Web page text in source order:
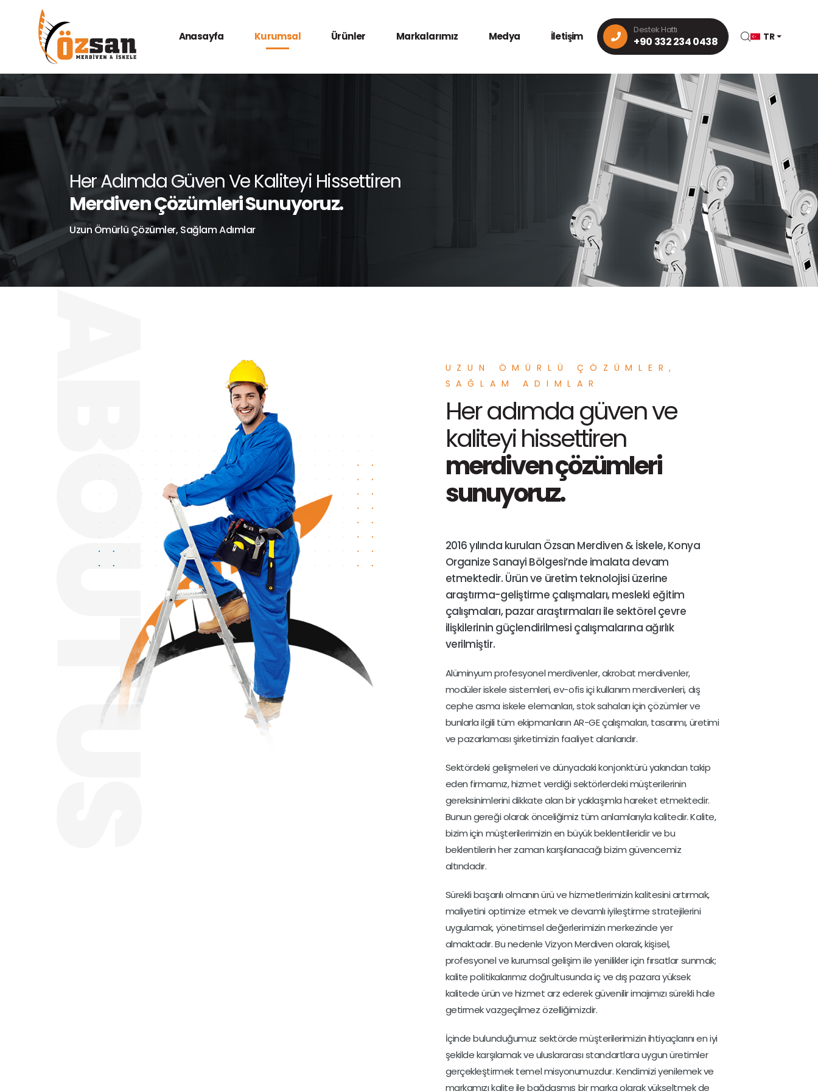
Anasayfa Kurumsal Ürünler Markalarımız Medya İletişim
Destek Hattı
+90 332 234 0438 TR
Her Adımda Güven Ve Kaliteyi Hissettiren
Merdiven Çözümleri Sunuyoruz.
Uzun Ömürlü Çözümler, Sağlam Adımlar
ABOUT US
UZUN ÖMÜRLÜ ÇÖZÜMLER,
SAĞLAM ADIMLAR
Her adımda güven ve
kaliteyi hissettiren
merdiven çözümleri
sunuyoruz.
2016 yılında kurulan Özsan Merdiven & İskele, Konya
Organize Sanayi Bölgesi’nde imalata devam
etmektedir. Ürün ve üretim teknolojisi üzerine
araştırma-geliştirme çalışmaları, mesleki eğitim
çalışmaları, pazar araştırmaları ile sektörel çevre
ilişkilerinin güçlendirilmesi çalışmalarına ağırlık
verilmiştir.
Alüminyum profesyonel merdivenler, akrobat merdivenler,
modüler iskele sistemleri, ev-ofis içi kullanım merdivenleri, dış
cephe asma iskele elemanları, stok sahaları için çözümler ve
bunlarla ilgili tüm ekipmanların AR-GE çalışmaları, tasarımı, üretimi
ve pazarlaması şirketimizin faaliyet alanlarıdır.
Sektördeki gelişmeleri ve dünyadaki konjonktürü yakından takip
eden firmamız, hizmet verdiği sektörlerdeki müşterilerinin
gereksinimlerini dikkate alan bir yaklaşımla hareket etmektedir.
Bunun gereği olarak önceliğimiz tüm anlamlarıyla kalitedir. Kalite,
bizim için müşterilerimizin en büyük beklentileridir ve bu
beklentilerin her zaman karşılanacağı bizim güvencemiz
altındadır.
Sürekli başarılı olmanın ürü ve hizmetlerimizin kalitesini artırmak,
maliyetini optimize etmek ve devamlı iyileştirme stratejilerini
uygulamak, yönetimsel değerlerimizin merkezinde yer
almaktadır. Bu nedenle Vizyon Merdiven olarak, kişisel,
profesyonel ve kurumsal gelişim ile yenilikler için fırsatlar sunmak;
kalite politikalarımız doğrultusunda iç ve dış pazara yüksek
kalitede ürün ve hizmet arz ederek güvenilir imajımızı sürekli hale
getirmek vazgeçilmez özelliğimizdir.
İçinde bulunduğumuz sektörde müşterilerimizin ihtiyaçlarını en iyi
şekilde karşılamak ve uluslararası standartlara uygun üretimler
gerçekleştirmek temel misyonumuzdur. Kendimizi yenilemek ve
markamızı kalite ile bağdaşmış bir marka olarak yükseltmek de